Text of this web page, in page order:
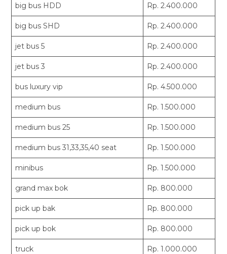
big bus HDD Rp. 2.400.000
big bus SHD Rp. 2.400.000
jet bus 5 Rp. 2.400.000
jet bus 3 Rp. 2.400.000
bus luxury vip Rp. 4.500.000
medium bus Rp. 1.500.000
medium bus 25 Rp. 1.500.000
medium bus 31,33,35,40 seat Rp. 1.500.000
minibus Rp. 1.500.000
grand max bok Rp. 800.000
pick up bak Rp. 800.000
pick up bok Rp. 800.000
truck Rp. 1.000.000